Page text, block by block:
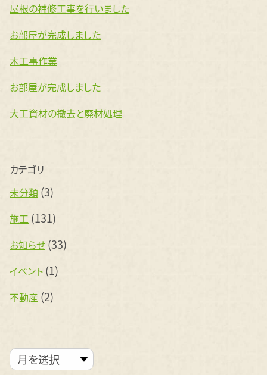
屋根の補修工事を行いました
お部屋が完成しました
木工事作業
お部屋が完成しました
大工資材の撤去と廃材処理
カテゴリ
未分類 (3)
施工 (131)
お知らせ (33)
イベント (1)
不動産 (2)